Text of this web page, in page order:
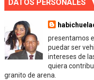
DATOS PERSONALES
presentamos
puedar ser
intereses de
quiera
granito de arena.